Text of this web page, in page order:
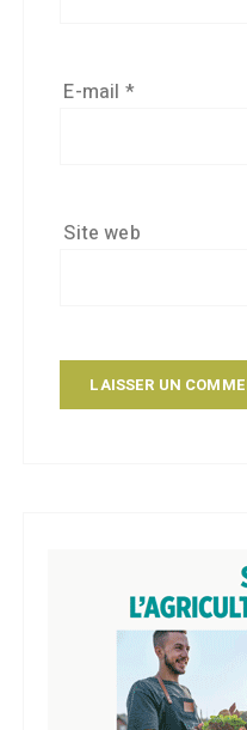
E-mail *
Site web